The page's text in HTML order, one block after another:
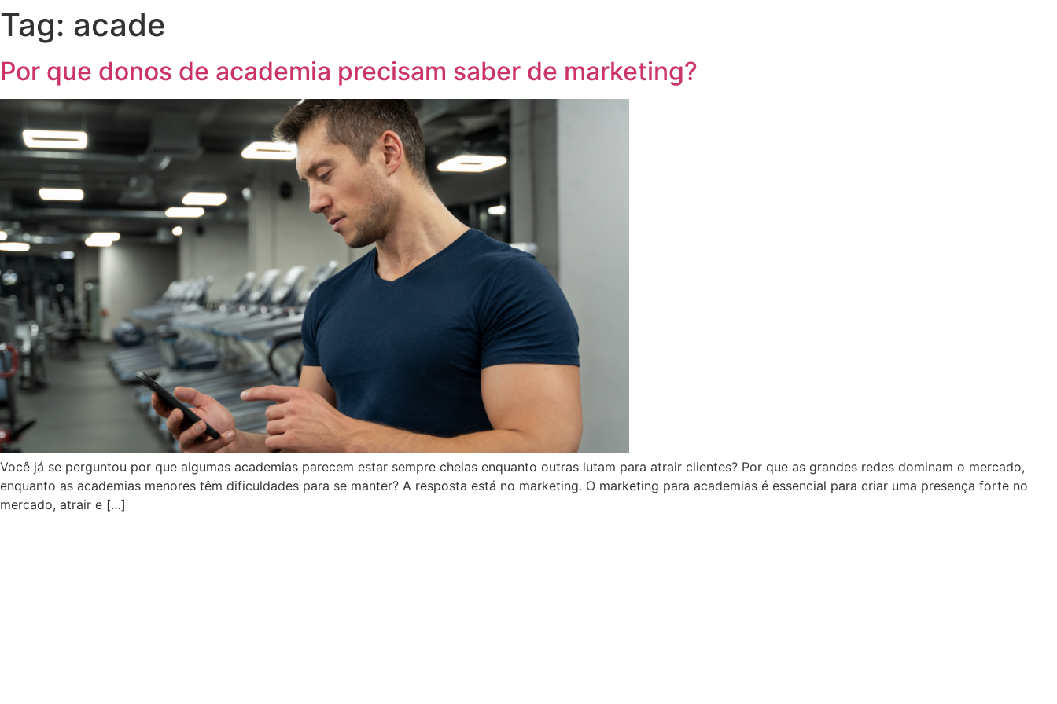
Tag: acade
Por que donos de academia precisam saber de marketing?
Você já se perguntou por que algumas academias parecem estar sempre cheias enquanto outras lutam para atrair clientes? Por que as grandes redes dominam o mercado,
enquanto as academias menores têm dificuldades para se manter? A resposta está no marketing. O marketing para academias é essencial para criar uma presença forte no
mercado, atrair e […]